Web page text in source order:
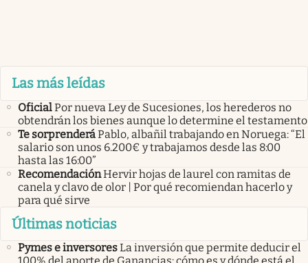
Las más leídas
OficialPor nueva Ley de Sucesiones, los herederos no
obtendrán los bienes aunque lo determine el testamento
Te sorprenderáPablo, albañil trabajando en Noruega: “El
salario son unos 6.200€ y trabajamos desde las 8:00
hasta las 16:00”
RecomendaciónHervir hojas de laurel con ramitas de
canela y clavo de olor | Por qué recomiendan hacerlo y
para qué sirve
Últimas noticias
Pymes e inversoresLa inversión que permite deducir el